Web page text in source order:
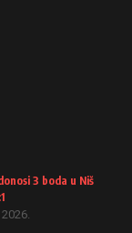
3 boda u Niš